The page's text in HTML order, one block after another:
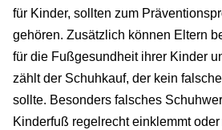
für Kinder, sollten zum
gehören. Zusätzlich können Eltern
für die Fußgesundheit ihrer Kinder
zählt der Schuhkauf, der kein
sollte. Besonders falsches
Kinderfuß regelrecht einklemmt